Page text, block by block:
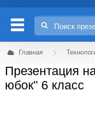
Главная
Презентация
юбок" 6 класс